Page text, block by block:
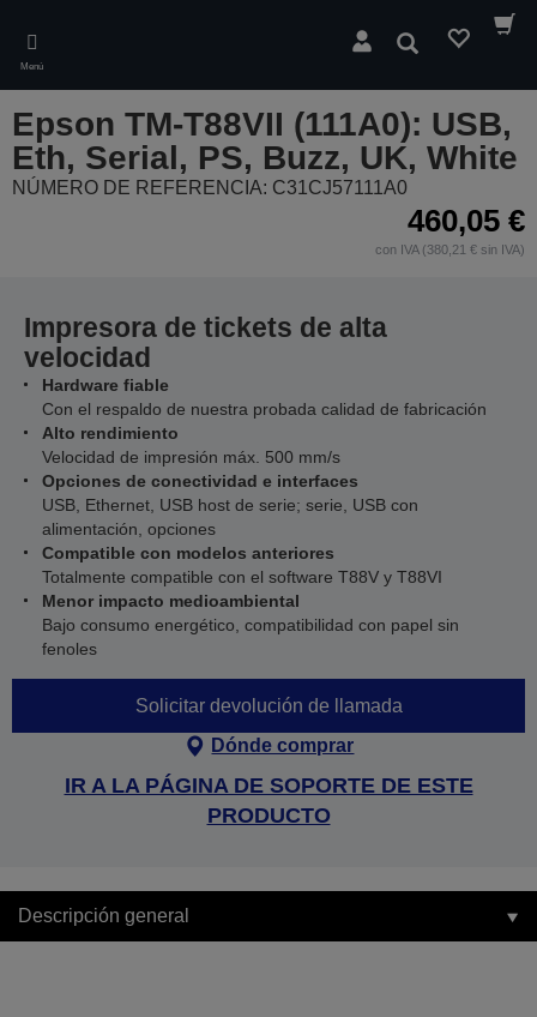
main
content
Menú
Buscar
Epson TM-T88VII (111A0): USB,
Eth, Serial, PS, Buzz, UK, White
NÚMERO DE REFERENCIA: C31CJ57111A0
460,05 €
con IVA (380,21 € sin IVA)
Impresora de tickets de alta
velocidad
Hardware fiable
Con el respaldo de nuestra probada calidad de fabricación
Alto rendimiento
Velocidad de impresión máx. 500 mm/s
Opciones de conectividad e interfaces
USB, Ethernet, USB host de serie; serie, USB con
alimentación, opciones
Compatible con modelos anteriores
Totalmente compatible con el software T88V y T88VI
Menor impacto medioambiental
Bajo consumo energético, compatibilidad con papel sin
fenoles
Solicitar devolución de llamada
Dónde comprar
IR A LA PÁGINA DE SOPORTE DE ESTE
PRODUCTO
Descripción general